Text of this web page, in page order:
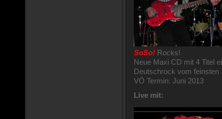
SoSo! Rocks!
Neue Maxi CD mit 4 Titel
Deutschrock vom feinsten
VÖ Termin: Juni 2013
Live mit: